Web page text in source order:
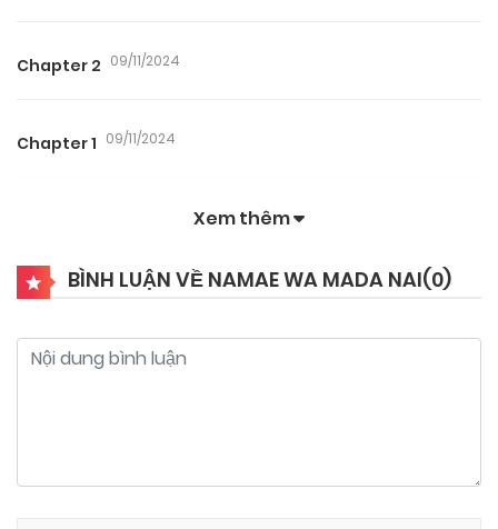
Chapter 2 09/11/2024
Chapter 1 09/11/2024
Xem thêm
BÌNH LUẬN VỀ NAMAE WA MADA NAI(0)